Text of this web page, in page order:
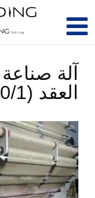
آلة
العقد (10/1 إنش، 4 متر)